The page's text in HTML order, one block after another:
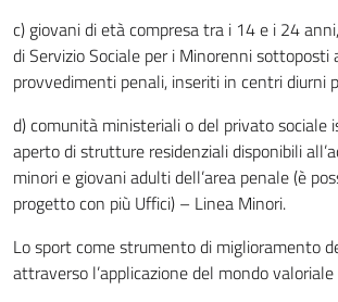
c) giovani di età compresa tra i 14 e i 24
di Servizio Sociale per i Minorenni sottoposti
provvedimenti penali, inseriti in centri diurni
d) comunità ministeriali o del privato sociale
aperto di strutture residenziali disponibili
minori e giovani adulti dell’area penale (è
progetto con più Uffici) – Linea Minori.
Lo sport come strumento di miglioramento
attraverso l’applicazione del mondo valoriale